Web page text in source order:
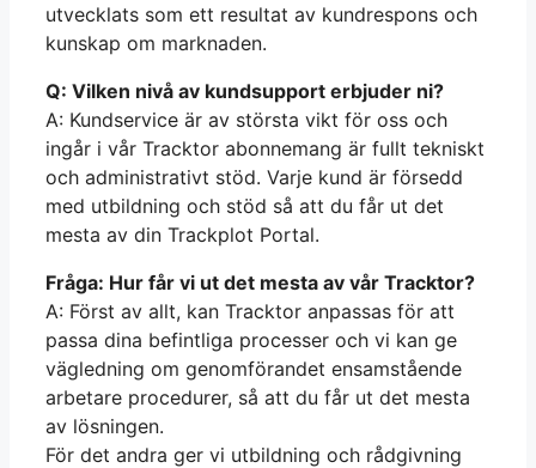
utvecklats som ett resultat av kundrespons och
kunskap om marknaden.
Q: Vilken nivå av kundsupport erbjuder ni?
A: Kundservice är av största vikt för oss och
ingår i vår Tracktor abonnemang är fullt tekniskt
och administrativt stöd. Varje kund är försedd
med utbildning och stöd så att du får ut det
mesta av din Trackplot Portal.
Fråga: Hur får vi ut det mesta av vår Tracktor?
A: Först av allt, kan Tracktor anpassas för att
passa dina befintliga processer och vi kan ge
vägledning om genomförandet ensamstående
arbetare procedurer, så att du får ut det mesta
av lösningen.
För det andra ger vi utbildning och rådgivning